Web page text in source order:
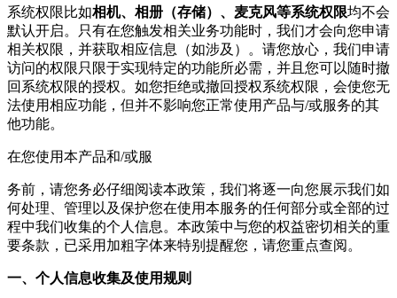
系统权限比如相机、相册（存储）、麦克风等系统权限均不会
默认开启。只有在您触发相关业务功能时，我们才会向您申请
相关权限，并获取相应信息（如涉及）。请您放心，我们申请
访问的权限只限于实现特定的功能所必需，并且您可以随时撤
回系统权限的授权。如您拒绝或撤回授权系统权限，会使您无
法使用相应功能，但并不影响您正常使用产品与/或服务的其
他功能。
在您使用本产品和/或服
务前，请您务必仔细阅读本政策，我们将逐一向您展示我们如
何处理、管理以及保护您在使用本服务的任何部分或全部的过
程中我们收集的个人信息。本政策中与您的权益密切相关的重
要条款，已采用加粗字体来特别提醒您，请您重点查阅。
一、个人信息收集及使用规则